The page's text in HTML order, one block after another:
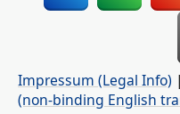
Impressum (Legal Info) |
(non-binding English